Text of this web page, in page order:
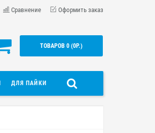
Сравнение Оформить заказ
ТОВАРОВ 0 (0Р.)
ДЛЯ ПАЙКИ